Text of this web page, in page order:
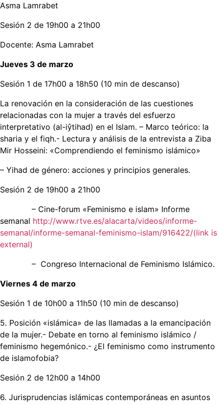
Asma Lamrabet
Sesión 2 de 19h00 a 21h00
Docente: Asma Lamrabet
Jueves 3 de marzo
Sesión 1 de 17h00 a 18h50 (10 min de descanso)
La renovación en la consideración de las cuestiones
relacionadas con la mujer a través del esfuerzo
interpretativo (al-iŷtihad) en el Islam. – Marco teórico: la
sharia y el fiqh.- Lectura y análisis de la entrevista a Ziba
Mir Hosseini: «Comprendiendo el feminismo islámico»
– Yihad de género: acciones y principios generales.
Sesión 2 de 19h00 a 21h00
– Cine-forum «Feminismo e islam» Informe
semanal http://www.rtve.es/alacarta/videos/informe-
semanal/informe-semanal-feminismo-islam/916422/(link is
external)
– Congreso Internacional de Feminismo Islámico.
Viernes 4 de marzo
Sesión 1 de 10h00 a 11h50 (10 min de descanso)
5. Posición «islámica» de las llamadas a la emancipación
de la mujer.- Debate en torno al feminismo islámico /
feminismo hegemónico.- ¿El feminismo como instrumento
de islamofobia?
Sesión 2 de 12h00 a 14h00
6. Jurisprudencias islámicas contemporáneas en asuntos